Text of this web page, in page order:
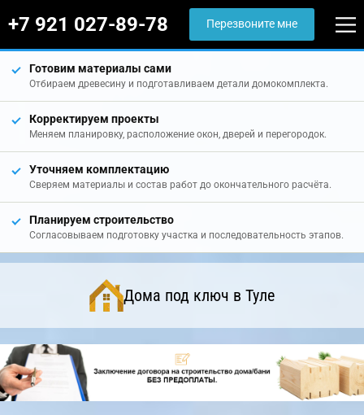
+7 921 027-89-78 Перезвоните мне
Готовим материалы сами
Отбираем древесину и подготавливаем детали домокомплекта.
Корректируем проекты
Меняем планировку, расположение окон, дверей и перегородок.
Уточняем комплектацию
Сверяем материалы и состав работ до окончательного расчёта.
Планируем строительство
Согласовываем подготовку участка и последовательность этапов.
Дома под ключ в Туле